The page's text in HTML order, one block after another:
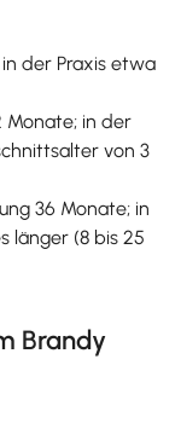
der Praxis etwa
Monate; in der
von 3
36 Monate; in
länger (8 bis 25
Brandy